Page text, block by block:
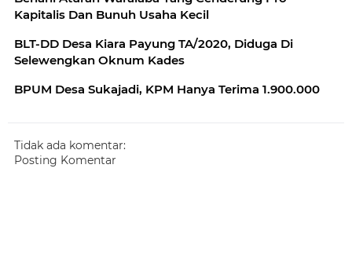
Kapitalis Dan Bunuh Usaha Kecil
BLT-DD Desa Kiara Payung TA/2020, Diduga Di
Selewengkan Oknum Kades
BPUM Desa Sukajadi, KPM Hanya Terima 1.900.000
Tidak ada komentar:
Posting Komentar